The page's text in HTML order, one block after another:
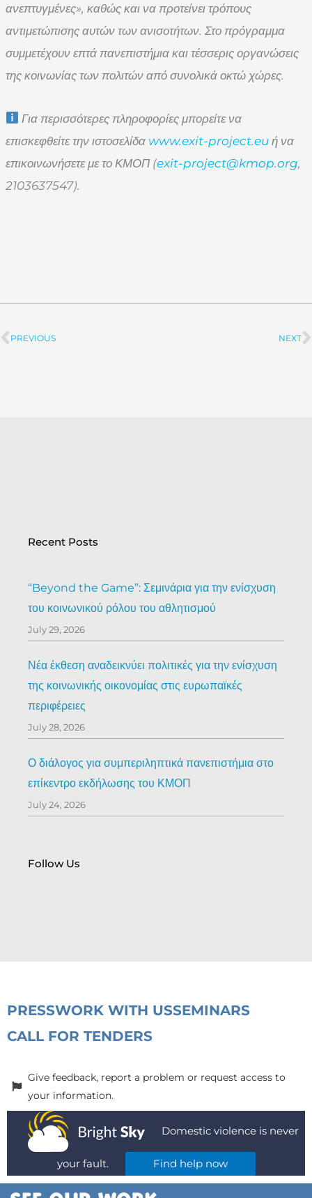
ανεπτυγμένες», καθώς και να προτείνει τρόπους
αντιμετώπισης αυτών των ανισοτήτων. Στο πρόγραμμα
συμμετέχουν επτά πανεπιστήμια και τέσσερις οργανώσεις
της κοινωνίας των πολιτών από συνολικά οκτώ χώρες.
Για περισσότερες πληροφορίες μπορείτε να
επισκεφθείτε την ιστοσελίδα www.exit-project.eu ή να
επικοινωνήσετε με το ΚΜΟΠ (exit-project@kmop.org,
2103637547).
Prev
PREVIOUS NEXT
Recent Posts
“Beyond the Game”: Σεμινάρια για την ενίσχυση
του κοινωνικού ρόλου του αθλητισμού
July 29, 2026
Νέα έκθεση αναδεικνύει πολιτικές για την ενίσχυση
της κοινωνικής οικονομίας στις ευρωπαϊκές
περιφέρειες
July 28, 2026
Ο διάλογος για συμπεριληπτικά πανεπιστήμια στο
επίκεντρο εκδήλωσης του ΚΜΟΠ
July 24, 2026
Follow Us
PRESSWORK WITH USSEMINARS
CALL FOR TENDERS
Give feedback, report a problem or request access to
your information.
Domestic violence is never
your fault. Find help now